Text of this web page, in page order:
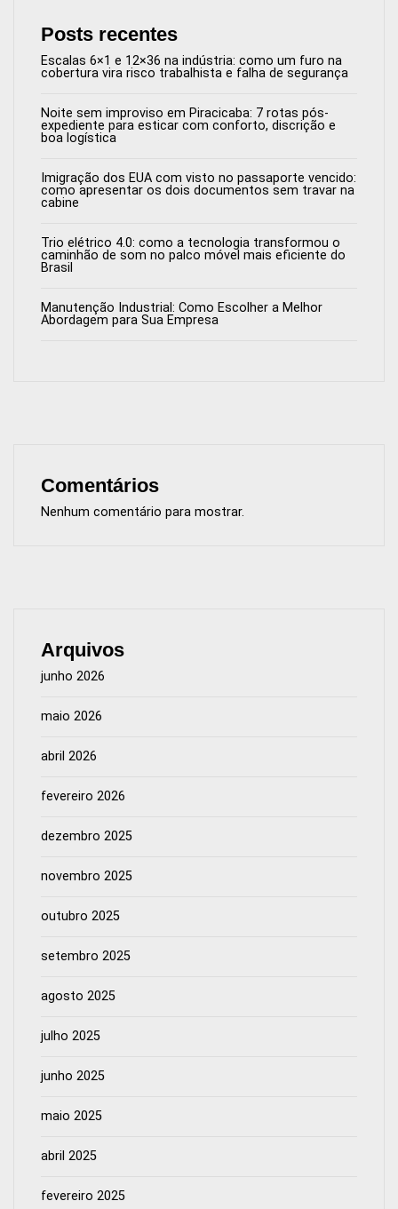
Posts recentes
Escalas 6×1 e 12×36 na indústria: como um furo na
cobertura vira risco trabalhista e falha de segurança
Noite sem improviso em Piracicaba: 7 rotas pós-
expediente para esticar com conforto, discrição e
boa logística
Imigração dos EUA com visto no passaporte vencido:
como apresentar os dois documentos sem travar na
cabine
Trio elétrico 4.0: como a tecnologia transformou o
caminhão de som no palco móvel mais eficiente do
Brasil
Manutenção Industrial: Como Escolher a Melhor
Abordagem para Sua Empresa
Comentários
Nenhum comentário para mostrar.
Arquivos
junho 2026
maio 2026
abril 2026
fevereiro 2026
dezembro 2025
novembro 2025
outubro 2025
setembro 2025
agosto 2025
julho 2025
junho 2025
maio 2025
abril 2025
fevereiro 2025